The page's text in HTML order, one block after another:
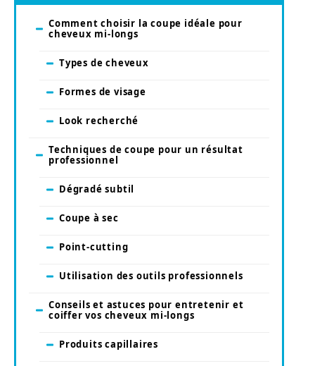
Comment choisir la coupe idéale pour
cheveux mi-longs
Types de cheveux
Formes de visage
Look recherché
Techniques de coupe pour un résultat
professionnel
Dégradé subtil
Coupe à sec
Point-cutting
Utilisation des outils professionnels
Conseils et astuces pour entretenir et
coiffer vos cheveux mi-longs
Produits capillaires